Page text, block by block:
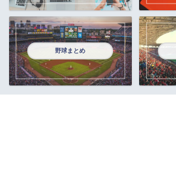
野球まとめ